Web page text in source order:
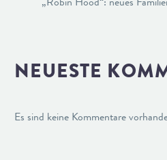
NEUESTE
Es sind keine Kommentare